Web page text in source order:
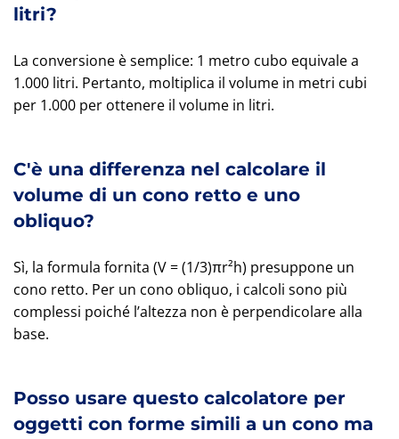
litri?
La conversione è semplice: 1 metro cubo equivale a
1.000 litri. Pertanto, moltiplica il volume in metri cubi
per 1.000 per ottenere il volume in litri.
C'è una differenza nel calcolare il
volume di un cono retto e uno
obliquo?
Sì, la formula fornita (V = (1/3)πr²h) presuppone un
cono retto. Per un cono obliquo, i calcoli sono più
complessi poiché l’altezza non è perpendicolare alla
base.
Posso usare questo calcolatore per
oggetti con forme simili a un cono ma